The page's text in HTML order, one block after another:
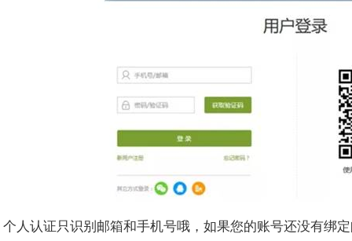
个人认证只识别邮箱和手机号哦，如果您的账号还没有绑